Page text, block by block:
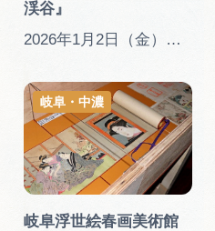
渓谷』
2026年1月2日（金）～3月10日…
岐阜浮世絵春画美術館
岐阜・中濃